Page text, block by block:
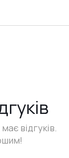
відгуків.